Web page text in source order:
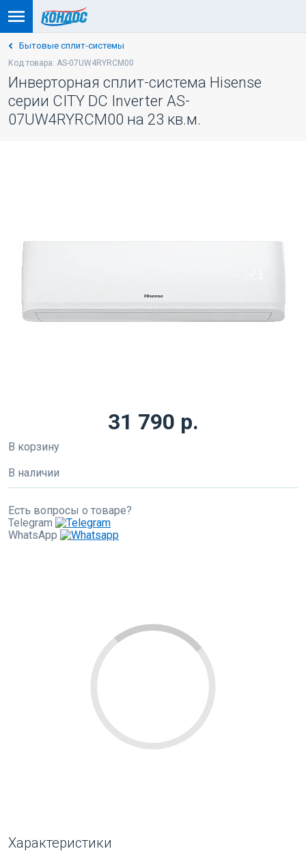
Бытовые сплит-системы
Код товара: AS-07UW4RYRCM00
Инверторная сплит-система Hisense
серии CITY DC Inverter AS-
07UW4RYRCM00 на 23 кв.м.
31 790 р.
В корзину
В наличии
Есть вопросы о товаре?
Telegram
WhatsApp
Характеристики